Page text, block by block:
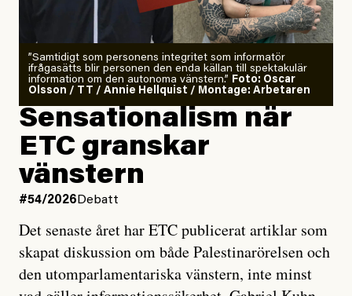
”Samtidigt som personens integritet som informatör
ifrågasätts blir personen den enda källan till spektakulär
information om den autonoma vänstern.” Foto: Oscar
Olsson / TT / Annie Hellquist / Montage: Arbetaren
Sensationalism när
ETC granskar
vänstern
#54/2026 Debatt
Det senaste året har ETC publicerat artiklar som
skapat diskussion om både Palestinarörelsen och
den utomparlamentariska vänstern, inte minst